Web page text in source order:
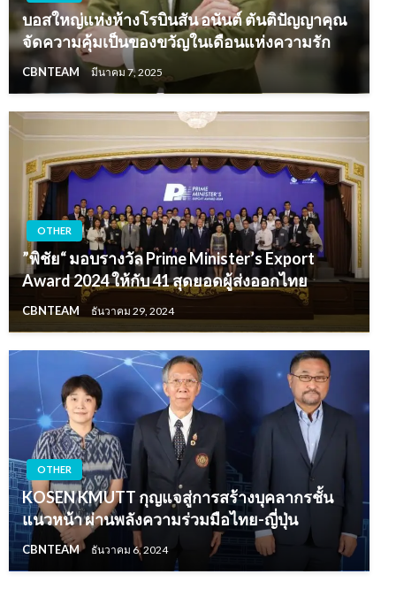
บอสใหญ่แห่งห้างโรบินสัน อนันต์ ตันติปัญญาคุณ
จัดความคุ้มเป็นของขวัญในเดือนแห่งความรัก
CBNTEAM มีนาคม 7, 2025
OTHER
”พิชัย“ มอบรางวัล Prime Minister’s Export
Award 2024 ให้กับ 41 สุดยอดผู้ส่งออกไทย
CBNTEAM ธันวาคม 29, 2024
OTHER
KOSEN KMUTT กุญแจสู่การสร้างบุคลากรชั้น
แนวหน้า ผ่านพลังความร่วมมือไทย-ญี่ปุ่น
CBNTEAM ธันวาคม 6, 2024